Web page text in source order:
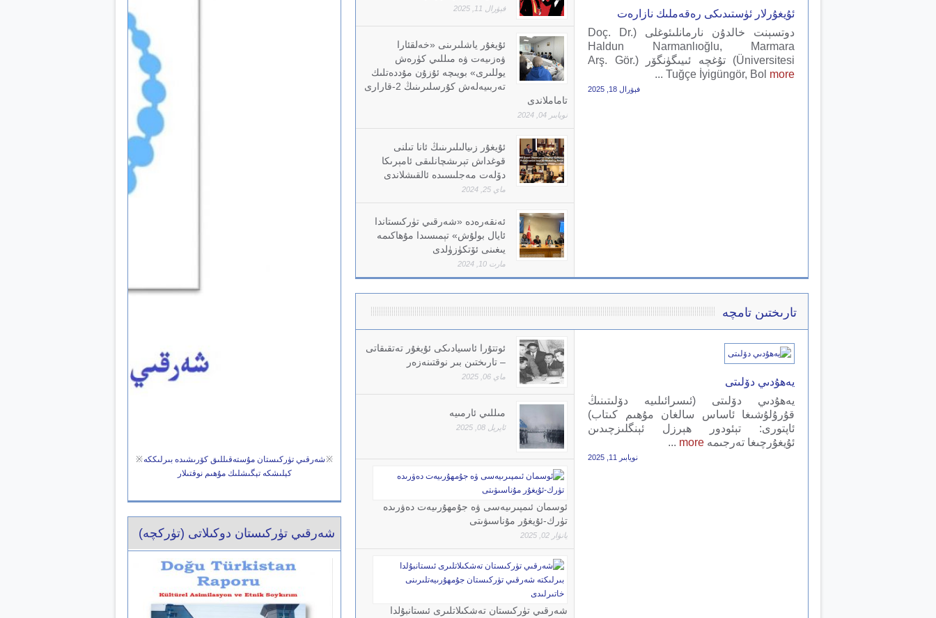
ئۇيغۇرلار ئۈستىدىكى رەقەملىك نازارەت
دوتسېنت خالدۇن نارمانلىئوغلى (Doç. Dr.
Haldun Narmanlıoğlu, Marmara
Üniversitesi) تۇغچە ئىيىگۈنگۆر (Arş. Gör.
Tuğçe İyigüngör, Bol more
...
فېۋرال 18, 2025
فېۋرال 11, 2025
ئۇيغۇر ياشلىرىنى «خەلقئارا
ۋەزىيەت ۋە مىللىي كۈرەش
يوللىرى» بويىچە ئۇزۇن مۇددەتلىك
تەربىيەلەش كۇرسلىرىنىڭ 2-قارارى
تاماملاندى
نويابىر 04, 2024
ئۇيغۇر زىيالىلىرىنىڭ ئانا تىلنى
قوغداش تېرىشچانلىقى ئامېرىكا
دۆلەت مەجلىسىدە ئالقىشلاندى
ماي 25, 2024
ئەنقەرەدە «شەرقىي تۈركىستاندا
ئايال بولۇش» تېمىسىدا مۇھاكىمە
يىغىنى ئۆتكۈزۈلدى
مارت 10, 2024
تارىختىن تامچە
يەھۇدىي دۆلىتى
يەھۇدىي دۆلىتى (ئىسرائىلىيە دۆلىتىنىڭ
قۇرۇلۇشىغا ئاساس سالغان مۇھىم كىتاب)
ئاپتورى: تېئودور ھېرزل ئېنگلىزچىدىن
ئۇيغۇرچىغا تەرجىمە more
...
نويابىر 11, 2025
ئوتتۇرا ئاسىيادىكى ئۇيغۇر تەتقىقاتى
– تارىختىن بىر نوقتىنەزەر
ماي 06, 2025
مىللىي ئارمىيە
ئاپرېل 08, 2025
ئوسمان ئىمپىرىيەسى ۋە جۇمھۇرىيەت دەۋرىدە
تۈرك-ئۇيغۇر مۇناسىۋىتى
يانۋار 02, 2025
شەرقىي تۈركىستان تەشكىلاتلىرى ئىستانبۇلدا
※شەرقىي تۈركىستان مۇستەقىللىق كۆرىشىدە بىرلىككە
كېلىشكە تېگىشلىك مۇھىم نوقتىلار
※
شەرقىي تۈركىستان دوكىلاتى (تۈركچە)